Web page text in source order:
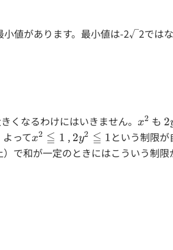
値があります。最小値は-2√2では
くなるわけにはいきません。 x^2
x2 も 2
ってx^2≦1
x2 ≦ 1 , 2y^2≦1
2y2 ≦ 1 という制限
で和が一定のときにはこういう制